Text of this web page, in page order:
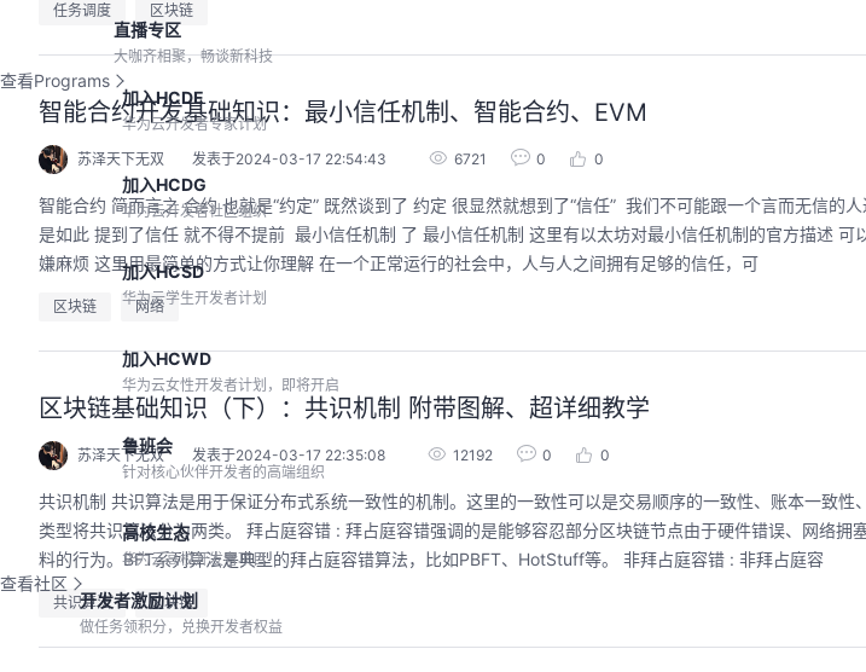
直播专区
大咖齐相聚，畅谈新科技
查看Programs
加入HCDE
华为云开发者专家计划
加入HCDG
华为云开发者社区组织
加入HCSD
华为云学生开发者计划
加入HCWD
华为云女性开发者计划，即将开启
鲁班会
针对核心伙伴开发者的高端组织
高校生态
华为云高校开发者项目
查看社区
开发者激励计划
做任务领积分，兑换开发者权益
任务调度 区块链
智能合约开发基础知识：最小信任机制、智能合约、EVM
苏泽天下无双 发表于2024-03-17 22:54:43 6721 0 0
智能合约 简而言之 合约 也就是“约定” 既然谈到了 约定 很显然就想到了“信任” 我们不可能跟一个言而无信的
是如此 提到了信任 就不得不提前 最小信任机制 了 最小信任机制 这里有以太坊对最小信任机制的官方描述 可以在油管子里看看视频 当然了要是进不去或者
嫌麻烦 这里用最简单的方式让你理解 在一个正常运行的社会中，人与人之间拥有足够的信任，可
区块链 网络
区块链基础知识（下）：共识机制 附带图解、超详细教学
苏泽天下无双 发表于2024-03-17 22:35:08 12192 0 0
共识机制 共识算法是用于保证分布式系统一致性的机制。这里的一致性可以是交易顺序的一致性、账本一致性、节点状态的一致性等。一般地，我们根据容错
类型将共识算法分为两类。 拜占庭容错 : 拜占庭容错强调的是能够容忍部分区块链节点由于硬件错误、网络拥塞或断开以及遭到恶意攻击等情况出现的不可预
料的行为。BFT系列算法是典型的拜占庭容错算法，比如PBFT、HotStuff等。 非拜占庭容错 : 非拜占庭容
共识算法 区块链